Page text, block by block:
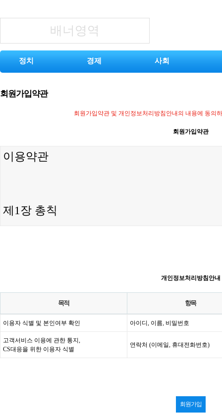
배너영역
정치 경제 사회
회원가입약관
회원가입약관 및 개인정보처리방침안내의 내용에 동의
회원가입약관
개인정보처리방침안내
목적 항목
이용자 식별 및 본인여부 확인 아이디, 이름, 비밀번호
고객서비스 이용에 관한 통지,
CS대응을 위한 이용자 식별
연락처 (이메일, 휴대전화번호)